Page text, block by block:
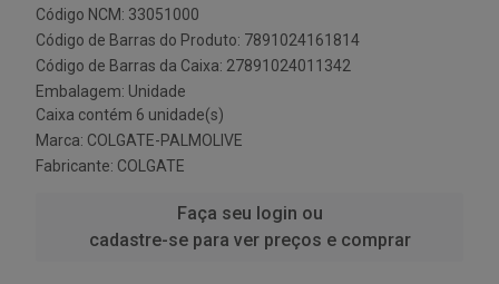
Código NCM: 33051000
Código de Barras do Produto: 7891024161814
Código de Barras da Caixa: 27891024011342
Embalagem: Unidade
Caixa contém 6 unidade(s)
Marca: COLGATE-PALMOLIVE
Fabricante: COLGATE
Faça seu login ou
cadastre-se para ver preços e comprar